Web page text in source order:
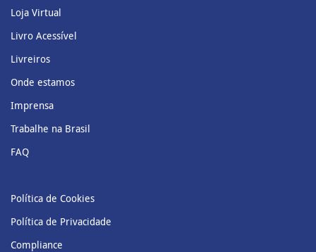
Loja Virtual
Livro Acessível
Livreiros
Onde estamos
Imprensa
Trabalhe na Brasil
FAQ
Política de Cookies
Política de Privacidade
Compliance